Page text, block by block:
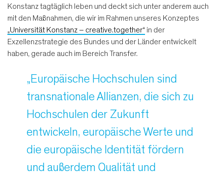
Konstanz tagtäglich leben und deckt sich unter anderem auch
mit den Maßnahmen, die wir im Rahmen unseres Konzeptes
„Universität Konstanz – creative.together“ in der
Exzellenzstrategie des Bundes und der Länder entwickelt
haben, gerade auch im Bereich Transfer.
„Europäische Hochschulen sind
transnationale Allianzen, die sich zu
Hochschulen der Zukunft
entwickeln, europäische Werte und
die europäische Identität fördern
und außerdem Qualität und